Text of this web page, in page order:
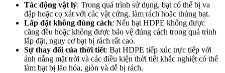
Tác động vật lý: Trong quá trình sử dụng, bạt có thể bị va
đập hoặc cọ xát với các vật cứng, làm rách hoặc thủng bạt.
Lắp đặt không đúng cách: Nếu bạt HDPE không được
căng đều hoặc không được bảo vệ đúng cách trong quá trình
lắp đặt, nguy cơ bạt bị rách rất cao.
Sự thay đổi của thời tiết: Bạt HDPE tiếp xúc trực tiếp với
ánh nắng mặt trời và các điều kiện thời tiết khắc nghiệt có thể
làm bạt bị lão hóa, giòn và dễ bị rách.